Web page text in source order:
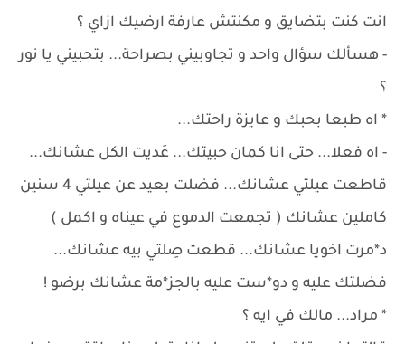
انت كنت بتضايق و مكنتش عارفة ارضيك ازاي ؟
- هسألك سؤال واحد و تجاوبيني بصراحة... بتحبيني يا نور
؟
* اه طبعا بحبك و عايزة راحتك...
- اه فعلا... حتى انا كمان حبيتك... عَديت الكل عشانك...
قاطعت عيلتي عشانك... فضلت بعيد عن عيلتي 4 سنين
كاملين عشانك ( تجمعت الدموع في عيناه و اكمل )
د*مرت اخويا عشانك... قطعت صِلتي بيه عشانك...
فضلتك عليه و دو*ست عليه بالجز*مة عشانك برضو !
* مراد... مالك في ايه ؟